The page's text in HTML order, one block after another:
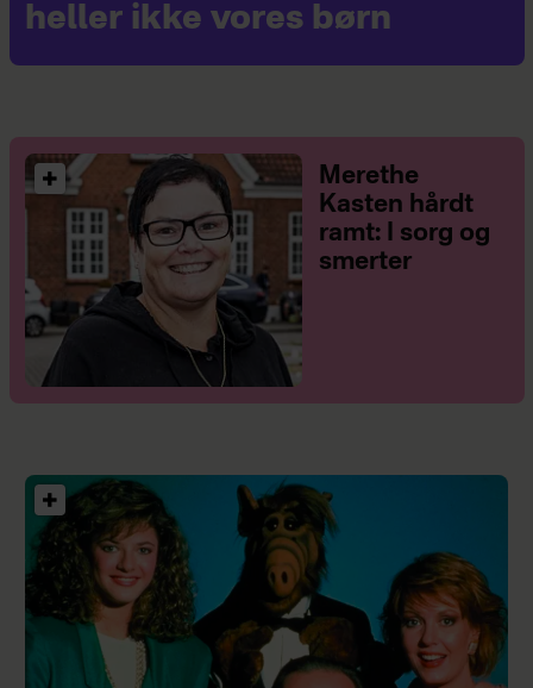
heller ikke vores børn
Merethe
Kasten hårdt
ramt: I sorg og
smerter